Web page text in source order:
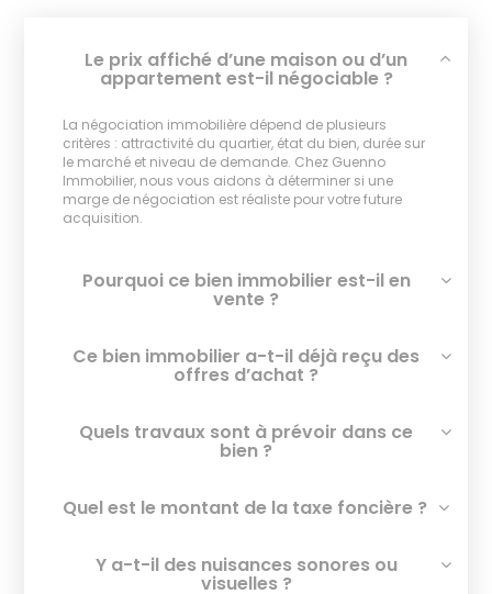
Le prix affiché d’une maison ou d’un
appartement est-il négociable ?
La négociation immobilière dépend de plusieurs
critères : attractivité du quartier, état du bien, durée sur
le marché et niveau de demande. Chez Guenno
Immobilier, nous vous aidons à déterminer si une
marge de négociation est réaliste pour votre future
acquisition.
Pourquoi ce bien immobilier est-il en
vente ?
Ce bien immobilier a-t-il déjà reçu des
offres d’achat ?
Quels travaux sont à prévoir dans ce
bien ?
Quel est le montant de la taxe foncière ?
Y a-t-il des nuisances sonores ou
visuelles ?